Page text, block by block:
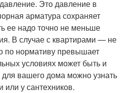
Это давление в
арматура сохраняет
ее надо точно не меньше
В случае с квартирами — не
по нормативу превышает
условиях может быть и
вашего дома можно узнать
у сантехников.